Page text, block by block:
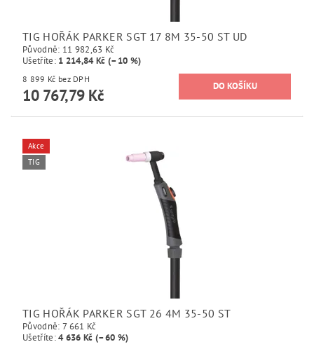
TIG HOŘÁK PARKER SGT 17 8M 35-50 ST UD
Původně: 11 982,63 Kč
Ušetříte: 1 214,84 Kč (–10 %)
8 899 Kč bez DPH
10 767,79 Kč
Akce
TIG
TIG HOŘÁK PARKER SGT 26 4M 35-50 ST
Původně: 7 661 Kč
Ušetříte:4 636 Kč (–60 %)